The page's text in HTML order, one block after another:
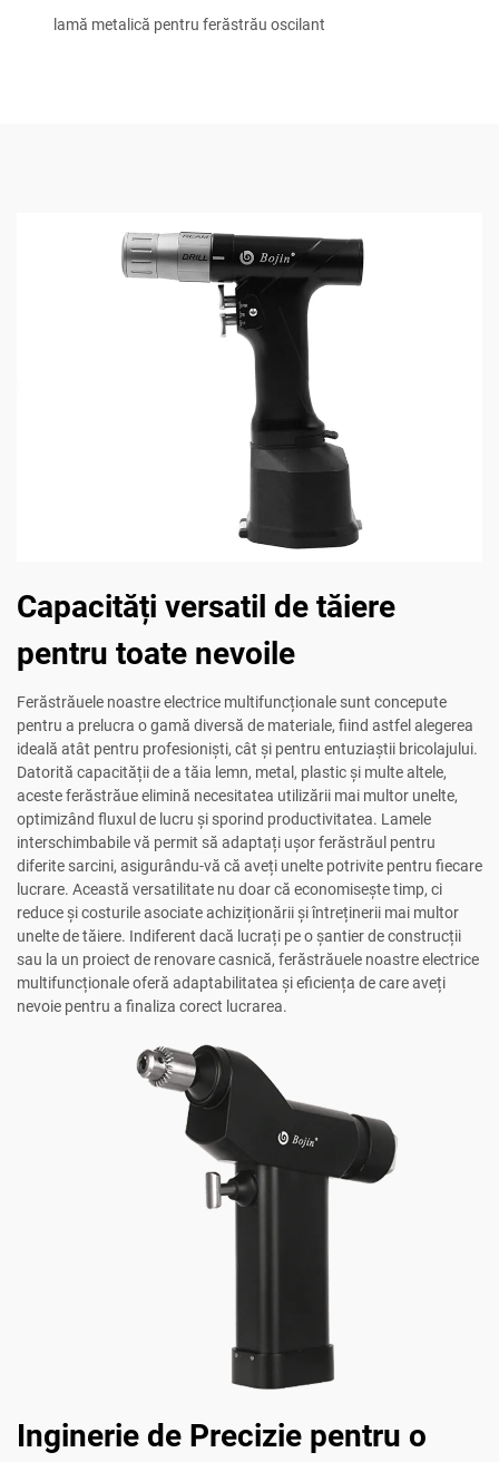
lamă metalică pentru ferăstrău oscilant
Capacități versatil de tăiere
pentru toate nevoile
Ferăstrăuele noastre electrice multifuncționale sunt concepute
pentru a prelucra o gamă diversă de materiale, fiind astfel alegerea
ideală atât pentru profesioniști, cât și pentru entuziaștii bricolajului.
Datorită capacității de a tăia lemn, metal, plastic și multe altele,
aceste ferăstrăue elimină necesitatea utilizării mai multor unelte,
optimizând fluxul de lucru și sporind productivitatea. Lamele
interschimbabile vă permit să adaptați ușor ferăstrăul pentru
diferite sarcini, asigurându-vă că aveți unelte potrivite pentru fiecare
lucrare. Această versatilitate nu doar că economisește timp, ci
reduce și costurile asociate achiziționării și întreținerii mai multor
unelte de tăiere. Indiferent dacă lucrați pe o șantier de construcții
sau la un proiect de renovare casnică, ferăstrăuele noastre electrice
multifuncționale oferă adaptabilitatea și eficiența de care aveți
nevoie pentru a finaliza corect lucrarea.
Inginerie de Precizie pentru o